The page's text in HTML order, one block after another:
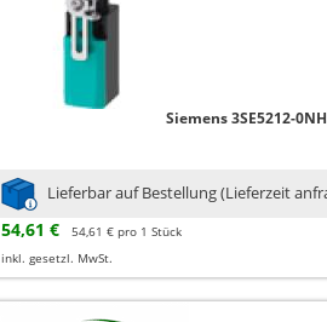
Siemens 3SE5212-
Lieferbar auf Bestellung (Lieferzeit
54,61 €
54,61 € pro 1 Stück
inkl. gesetzl. MwSt.